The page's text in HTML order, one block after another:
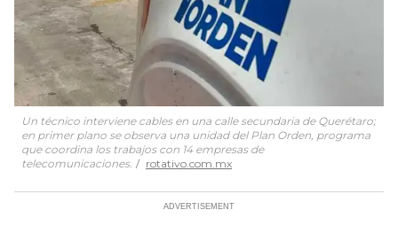
Un técnico interviene cables en una calle secundaria de Querétaro;
en primer plano se observa una unidad del Plan Orden, programa
que coordina los trabajos con 14 empresas de
telecomunicaciones.
rotativo.com.mx